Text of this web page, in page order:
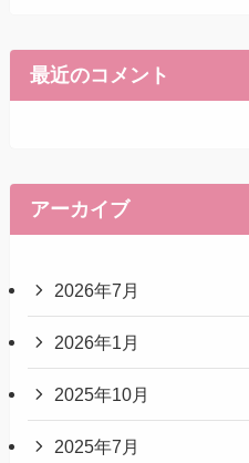
最近のコメント
アーカイブ
2026年7月
2026年1月
2025年10月
2025年7月